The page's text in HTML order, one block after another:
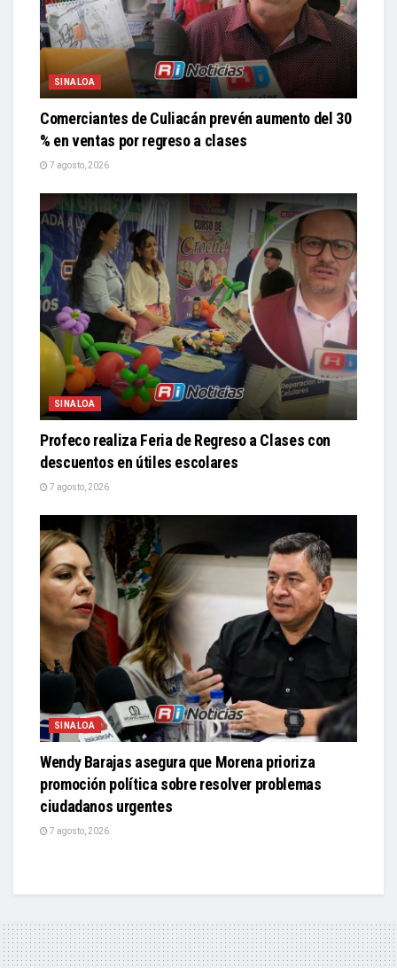
SINALOA
Comerciantes de Culiacán prevén aumento del 30
% en ventas por regreso a clases
7 agosto, 2026
SINALOA
Profeco realiza Feria de Regreso a Clases con
descuentos en útiles escolares
7 agosto, 2026
SINALOA
Wendy Barajas asegura que Morena prioriza
promoción política sobre resolver problemas
ciudadanos urgentes
7 agosto, 2026